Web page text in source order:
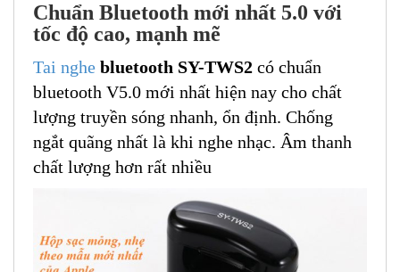
Chuẩn Bluetooth mới nhất 5.0 với
tốc độ cao, mạnh mẽ
Tai nghe bluetooth SY-TWS2 có chuẩn
bluetooth V5.0 mới nhất hiện nay cho chất
lượng truyền sóng nhanh, ổn định. Chống
ngắt quãng nhất là khi nghe nhạc. Âm thanh
chất lượng hơn rất nhiều